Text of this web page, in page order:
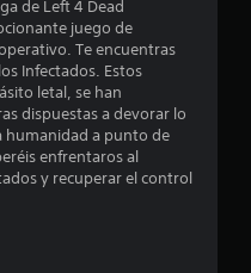
s
e
de Left 4 Dead
juego de
Te encuentras
Infectados. Estos
letal, se han
dispuestas a devorar lo
humanidad a punto de
enfrentaros al
y recuperar el control